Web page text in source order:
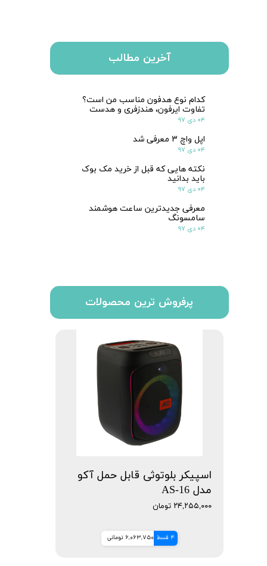
اسپیکر بلوتوثی قابل حمل آکو
مدل AS-16
۲۴,۲۵۵,۰۰۰ تومان
4 قسط 6,063,750 تومانی
پرفروش ترین محصولات
آخرین مطالب
کدام نوع هدفون مناسب من است؟
تفاوت ایرفون، هندزفری و هدست
۰۴ دی ۹۷
اپل واچ 3 معرفی شد
۰۴ دی ۹۷
نکته هایی که قبل از خرید مک بوک
باید بدانید
۰۴ دی ۹۷
معرفی جدیدترین ساعت هوشمند
سامسونگ
۰۴ دی ۹۷